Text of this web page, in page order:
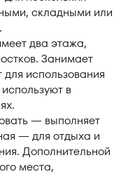
складными или
два этажа,
Занимает
использования
в
— выполняет
— для отдыха и
Дополнительной
места,